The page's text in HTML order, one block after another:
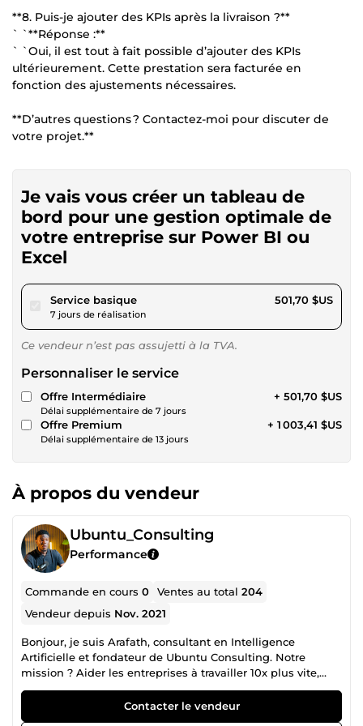
**8. Puis-je ajouter des KPIs après la livraison ?**
` `**Réponse :**
` `Oui, il est tout à fait possible d’ajouter des KPIs
ultérieurement. Cette prestation sera facturée en
fonction des ajustements nécessaires.
**D’autres questions ? Contactez-moi pour discuter de
votre projet.**
Je vais vous créer un tableau de
bord pour une gestion optimale de
votre entreprise sur Power BI ou
Excel
Service basiquepour 462,40 $US
7 jours de réalisation
501,70 $US
Ce vendeur n’est pas assujetti à la TVA.
Personnaliser le service
Offre Intermédiaire
Délai supplémentaire de 7 jours
+ 501,70 $US
Offre Premium
Délai supplémentaire de 13 jours
+ 1 003,41 $US
À propos du vendeur
Ubuntu_Consulting
Performance
Commande en cours0 Ventes au total204
Vendeur depuis Nov. 2021
Bonjour, je suis Arafath, consultant en Intelligence
Artificielle et fondateur de Ubuntu Consulting. Notre
mission ? Aider les entreprises à travailler 10x plus vite,
réduire leurs coûts et éliminer les tâches répétitives grâce
à des solutions IA et des systèmes digitaux réellement
opérationnels. La raison pour laquelle vous devez travailler
Contacter le vendeur